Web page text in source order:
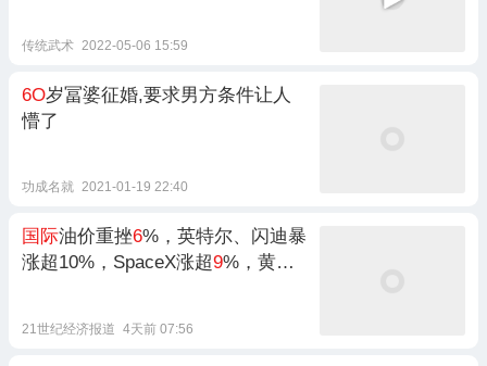
传统武术 2022-05-06 15:59
6O岁冨婆征婚,要求男方条件让人
懵了
功成名就 2021-01-19 22:40
国际油价重挫6%，英特尔、闪迪暴
涨超10%，SpaceX涨超9%，黄金
21世纪经济报道 4天前 07:56